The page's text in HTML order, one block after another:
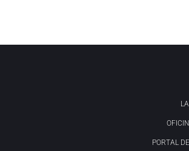
PORTAL